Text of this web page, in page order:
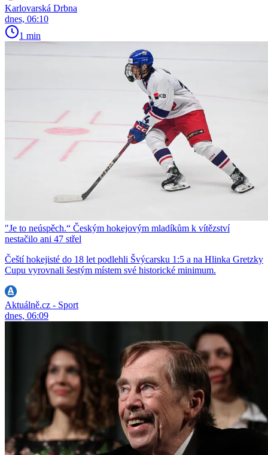
Karlovarská Drbna
dnes, 06:10
1 min
"Je to neúspěch.“ Českým hokejovým mladíkům k vítězství
nestačilo ani 47 střel
Čeští hokejisté do 18 let podlehli Švýcarsku 1:5 a na Hlinka Gretzky
Cupu vyrovnali šestým místem své historické minimum.
Aktuálně.cz - Sport
dnes, 06:09